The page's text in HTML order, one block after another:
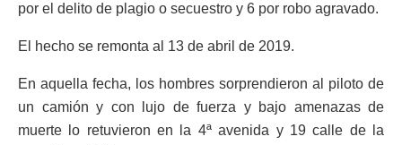
por el delito de plagio o secuestro y 6 por robo agravado.
El hecho se remonta al 13 de abril de 2019.
En aquella fecha, los hombres sorprendieron al piloto de
un camión y con lujo de fuerza y bajo amenazas de
muerte lo retuvieron en la 4ª avenida y 19 calle de la